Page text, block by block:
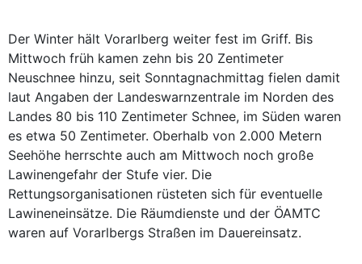
Der Winter hält Vorarlberg weiter fest im Griff. Bis
Mittwoch früh kamen zehn bis 20 Zentimeter
Neuschnee hinzu, seit Sonntagnachmittag fielen damit
laut Angaben der Landeswarnzentrale im Norden des
Landes 80 bis 110 Zentimeter Schnee, im Süden waren
es etwa 50 Zentimeter. Oberhalb von 2.000 Metern
Seehöhe herrschte auch am Mittwoch noch große
Lawinengefahr der Stufe vier. Die
Rettungsorganisationen rüsteten sich für eventuelle
Lawineneinsätze. Die Räumdienste und der ÖAMTC
waren auf Vorarlbergs Straßen im Dauereinsatz.